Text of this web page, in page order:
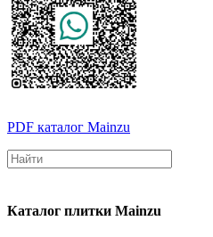
PDF каталог Mainzu
Каталог плитки Mainzu